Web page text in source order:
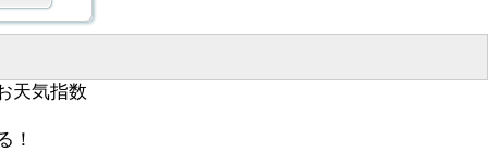
天気指数
！